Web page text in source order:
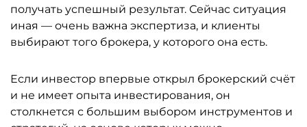
получать успешный результат. Сейчас ситуация
иная — очень важна экспертиза, и клиенты
выбирают того брокера, у которого она есть.
Если инвестор впервые открыл брокерский счёт
и не имеет опыта инвестирования, он
столкнется с большим выбором инструментов и